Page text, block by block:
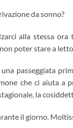
da sonno?
alla stessa
poter stare a
passeggiata
che ci aiuta
la
il giorno.